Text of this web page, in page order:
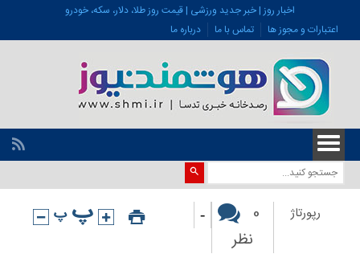
اخبار روز | خبر جدید ورزشی | قیمت روز طلا، دلار، سکه، خودرو
اعتبارات و مجوز ها
تماس با ما درباره ما
رپورتاژ
0
نظر
-